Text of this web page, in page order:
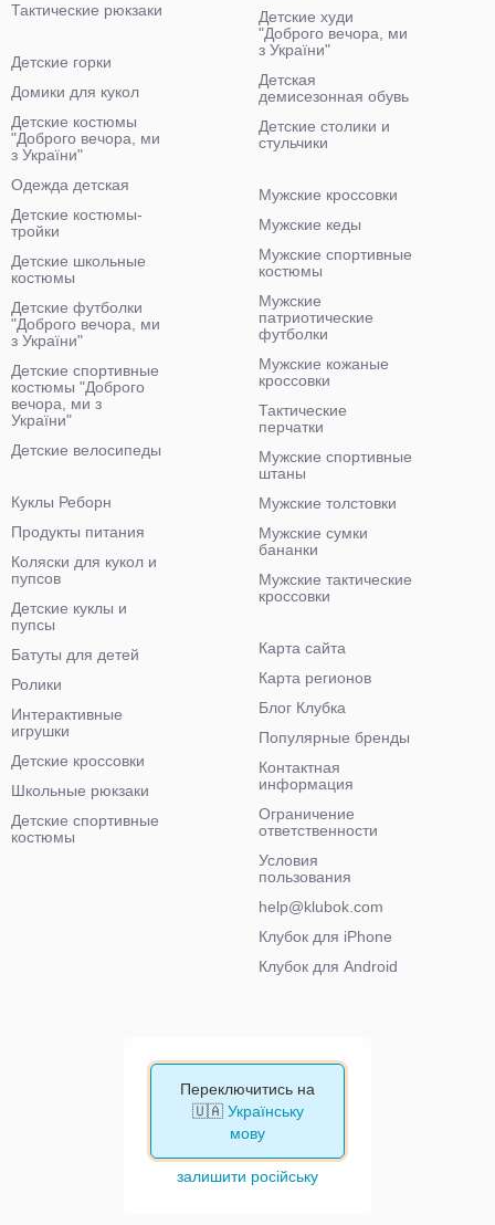
Тактические рюкзаки
Детские худи
"Доброго вечора, ми
з України"
Детская
демисезонная обувь
Детские столики и
стульчики
Детские горки
Домики для кукол
Детские костюмы
"Доброго вечора, ми
з України"
Одежда детская
Детские костюмы-
тройки
Детские школьные
костюмы
Детские футболки
"Доброго вечора, ми
з України"
Детские спортивные
костюмы "Доброго
вечора, ми з
України"
Детские велосипеды
Мужские кроссовки
Мужские кеды
Мужские спортивные
костюмы
Мужские
патриотические
футболки
Мужские кожаные
кроссовки
Тактические
перчатки
Мужские спортивные
штаны
Мужские толстовки
Мужские сумки
бананки
Мужские тактические
кроссовки
Куклы Реборн
Продукты питания
Коляски для кукол и
пупсов
Детские куклы и
пупсы
Батуты для детей
Ролики
Интерактивные
игрушки
Детские кроссовки
Школьные рюкзаки
Детские спортивные
костюмы
Карта сайта
Карта регионов
Блог Клубка
Популярные бренды
Контактная
информация
Ограничение
ответственности
Условия
пользования
help@klubok.com
Клубок для iPhone
Клубок для Android
Переключитись на
🇺🇦 Українську
мову
залишити російську